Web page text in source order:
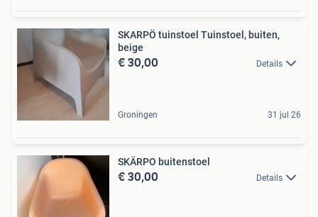
SKARPÖ tuinstoel Tuinstoel, buiten,
beige
€ 30,00 Details
Groningen 31 jul 26
SKÄRPO buitenstoel
€ 30,00 Details